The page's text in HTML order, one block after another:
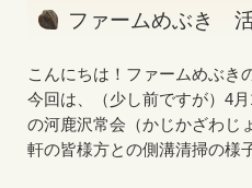
ファームめぶき
こんにちは！ファームめぶき
今回は、（少し前ですが）4
の河鹿沢常会（かじかざわじ
軒の皆様方との側溝清掃の様